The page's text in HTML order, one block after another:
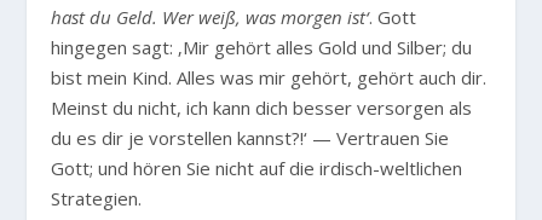
hast du Geld. Wer weiß, was morgen ist‘. Gott
hingegen sagt: ‚Mir gehört alles Gold und Silber; du
bist mein Kind. Alles was mir gehört, gehört auch dir.
Meinst du nicht, ich kann dich besser versorgen als
du es dir je vorstellen kannst?!‘ — Vertrauen Sie
Gott; und hören Sie nicht auf die irdisch-weltlichen
Strategien.